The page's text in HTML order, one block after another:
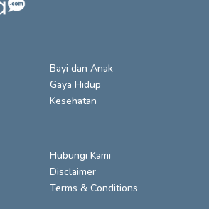
Bayi dan Anak
Gaya Hidup
Kesehatan
Hubungi Kami
Disclaimer
Terms & Conditions